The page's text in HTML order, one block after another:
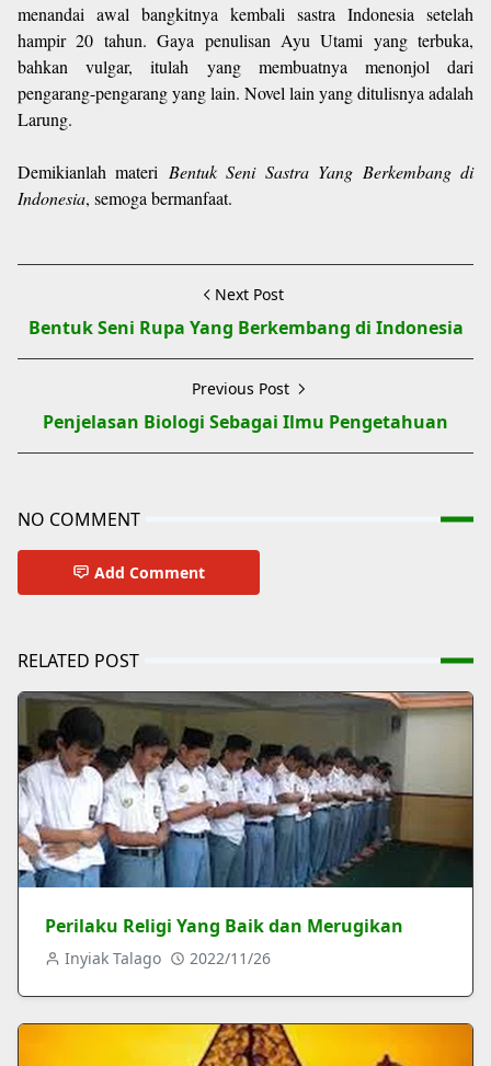
menandai awal bangkitnya kembali sastra Indonesia setelah
hampir 20 tahun. Gaya penulisan Ayu Utami yang terbuka,
bahkan vulgar, itulah yang membuatnya menonjol dari
pengarang-pengarang yang lain. Novel lain yang ditulisnya adalah
Larung.
Demikianlah materi Bentuk Seni Sastra Yang Berkembang di
Indonesia, semoga bermanfaat.
Next Post
Bentuk Seni Rupa Yang Berkembang di Indonesia
Previous Post
Penjelasan Biologi Sebagai Ilmu Pengetahuan
NO COMMENT
Add Comment
RELATED POST
Perilaku Religi Yang Baik dan Merugikan
Inyiak Talago 2022/11/26